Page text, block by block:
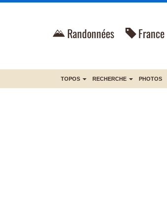
Randonnées France
TOPOS RECHERCHE PHOTOS